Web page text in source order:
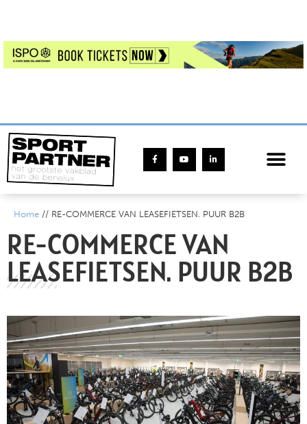
Home // RE-COMMERCE VAN LEASEFIETSEN. PUUR B2B
RE-COMMERCE VAN
LEASEFIETSEN. PUUR B2B